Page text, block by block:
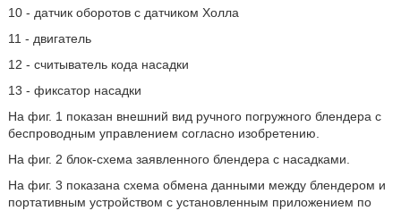
10 - датчик оборотов с датчиком Холла
11 - двигатель
12 - считыватель кода насадки
13 - фиксатор насадки
На фиг. 1 показан внешний вид ручного погружного блендера с
беспроводным управлением согласно изобретению.
На фиг. 2 блок-схема заявленного блендера с насадками.
На фиг. 3 показана схема обмена данными между блендером и
портативным устройством с установленным приложением по